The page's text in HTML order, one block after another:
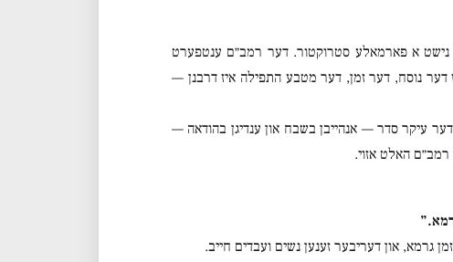
נישט א פארמאלע סטרוקטור. דער רמב״ם ענטפערט
דער נוסח, דער זמן, דער מטבע התפילה איז דרבנן —
עיקר סדר — אנהייבן בשבח און ענדיגן בהודאה —
האלט אזוי.
גרמא, און דעריבער זענען נשים ועבדים חייב.